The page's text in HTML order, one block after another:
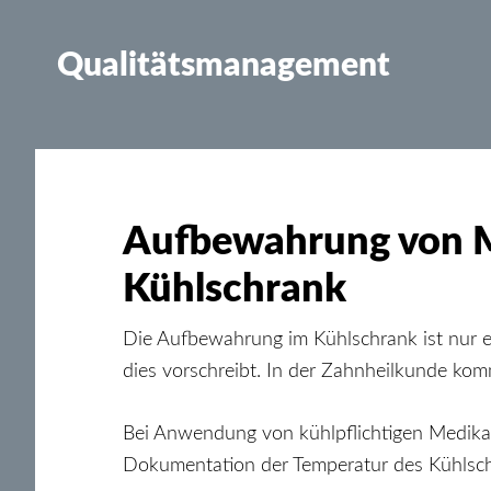
Qualitätsmanagement
Aufbewahrung von
Kühlschrank
Die Aufbewahrung im Kühlschrank ist nur
dies vorschreibt. In der Zahnheilkunde
Bei Anwendung von kühlpflichtigen
Dokumentation der Temperatur des